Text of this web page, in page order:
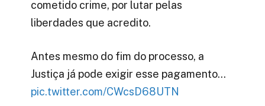
cometido crime, por lutar pelas
liberdades que acredito.
Antes mesmo do fim do processo, a
Justiça já pode exigir esse pagamento…
pic.twitter.com/CWcsD68UTN